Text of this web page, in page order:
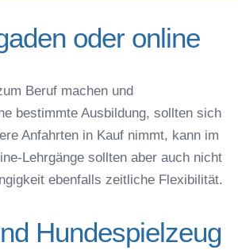
oder online
Beruf machen und
bestimmte Ausbildung, sollten sich
Anfahrten in Kauf nimmt, kann im
Lehrgänge sollten aber auch nicht
ebenfalls zeitliche Flexibilität.
Hundespielzeug